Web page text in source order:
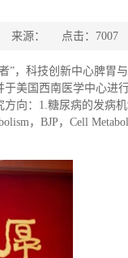
来源： 点击： 7007
”，科技创新中心脾胃
美国西南医学中心进
向： 1.糖尿病的发病机
， BJP ， Cell